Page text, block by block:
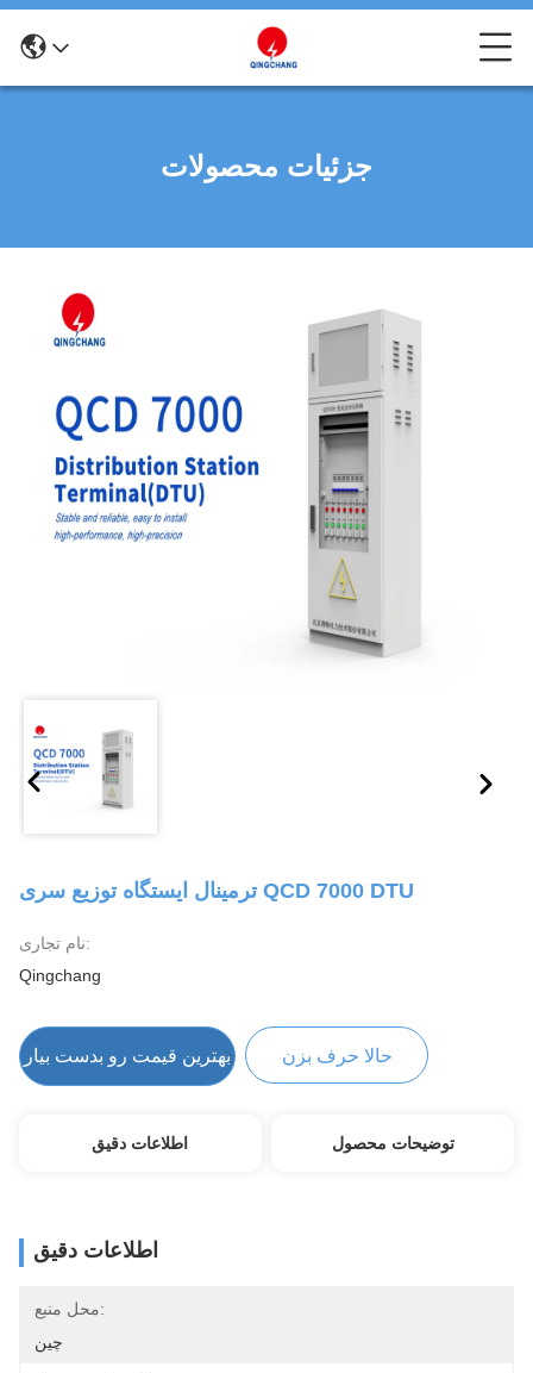
جزئیات محصولات
ترمینال ایستگاه توزیع سری QCD 7000 DTU
نام تجاری:
Qingchang
بهترین قیمت رو بدست بیار حالا حرف بزن
اطلاعات دقیق توضیحات محصول
اطلاعات دقیق
محل منبع:
چین